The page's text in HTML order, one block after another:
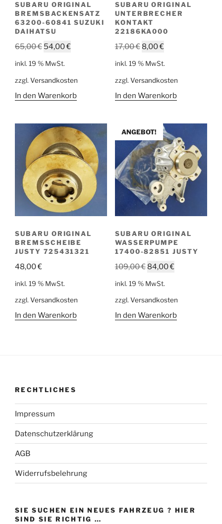
SUBARU ORIGINAL
BREMSBACKENSATZ
63200-60841 SUZUKI
DAIHATSU
65,00€ Ursprünglicher
65,00 €
54,00€Aktueller
54,00 €.
inkl. 19 % MwSt.
zzgl. Versandkosten
In den Warenkorb
SUBARU ORIGINAL
UNTERBRECHER
KONTAKT
22186KA000
17,00€ Ursprünglicher
17,00 €
8,00€Aktueller
8,00 €.
inkl. 19 % MwSt.
zzgl. Versandkosten
In den Warenkorb
SUBARU ORIGINAL
BREMSSCHEIBE
JUSTY 725431321
48,00€
inkl. 19 % MwSt.
zzgl. Versandkosten
In den Warenkorb
ANGEBOT!
SUBARU ORIGINAL
WASSERPUMPE
17400-82851 JUSTY
109,00€ Ursprünglicher
109,00 €
84,00€Aktueller
84,00 €.
inkl. 19 % MwSt.
zzgl. Versandkosten
In den Warenkorb
RECHTLICHES
Impressum
Datenschutzerklärung
AGB
Widerrufsbelehrung
SIE SUCHEN EIN NEUES FAHRZEUG ? HIER
SIND SIE RICHTIG …